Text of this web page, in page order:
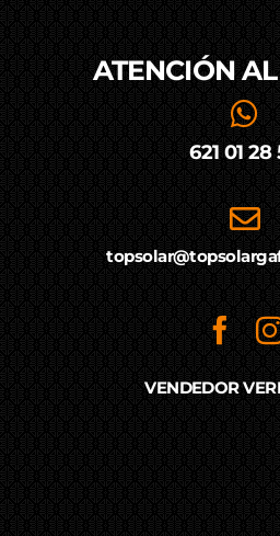
ATENCIÓN AL
621 01 28
VENDEDOR